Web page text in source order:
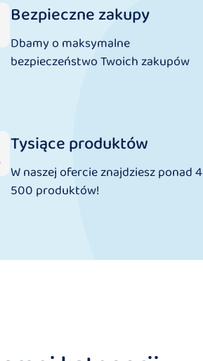
Bezpieczne zakupy
Dbamy o maksymalne
bezpieczeństwo Twoich zakupów
Tysiące produktów
W naszej ofercie znajdziesz ponad 4
500 produktów!